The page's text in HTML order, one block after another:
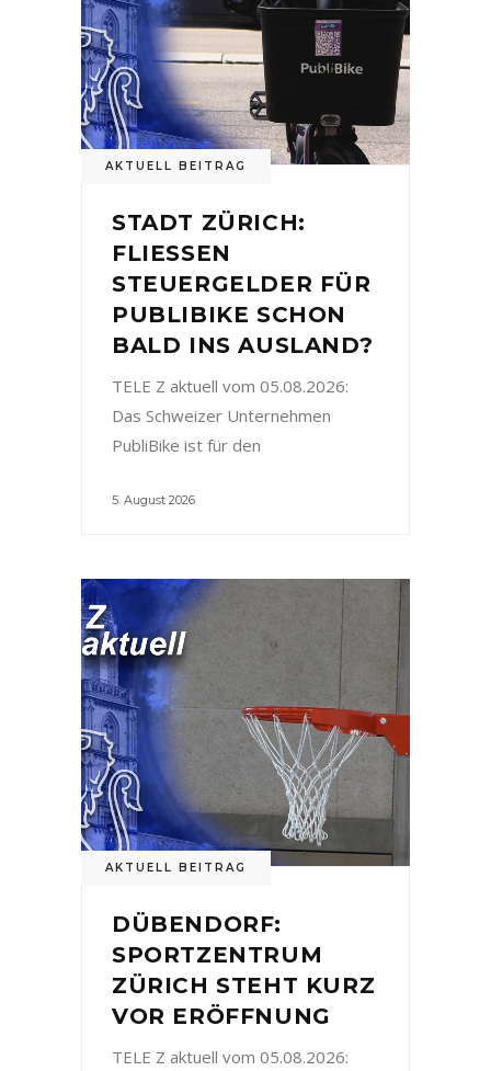
AKTUELL BEITRAG
STADT ZÜRICH:
FLIESSEN
STEUERGELDER FÜR
PUBLIBIKE SCHON
BALD INS AUSLAND?
TELE Z aktuell vom 05.08.2026:
Das Schweizer Unternehmen
PubliBike ist für den
5. August 2026
AKTUELL BEITRAG
DÜBENDORF:
SPORTZENTRUM
ZÜRICH STEHT KURZ
VOR ERÖFFNUNG
TELE Z aktuell vom 05.08.2026: